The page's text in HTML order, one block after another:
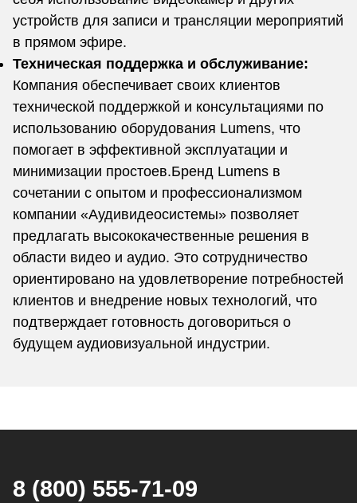
устройств для записи и трансляции мероприятий
в прямом эфире.
Техническая поддержка и обслуживание:
Компания обеспечивает своих клиентов
технической поддержкой и консультациями по
использованию оборудования Lumens, что
помогает в эффективной эксплуатации и
минимизации простоев.Бренд Lumens в
сочетании с опытом и профессионализмом
компании «Аудивидеосистемы» позволяет
предлагать высококачественные решения в
области видео и аудио. Это сотрудничество
ориентировано на удовлетворение потребностей
клиентов и внедрение новых технологий, что
подтверждает готовность договориться о
будущем аудиовизуальной индустрии.
8 (800) 555-71-09